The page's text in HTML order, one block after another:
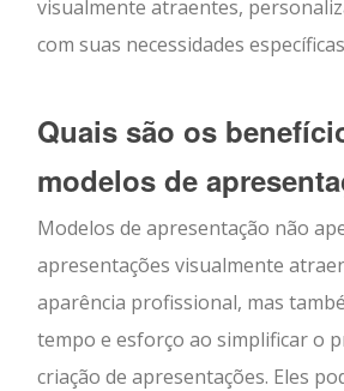
visualmente atraentes,
com suas necessidades
Quais são os
modelos de
Modelos de apresentação não
apresentações visualmente
aparência profissional, mas
tempo e esforço ao simplificar o
criação de apresentações. Eles